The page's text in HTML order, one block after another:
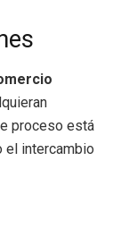
proceso está
el intercambio